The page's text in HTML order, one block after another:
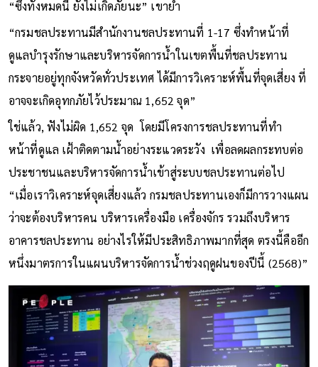
“ซึ่งทั้งหมดนี้ ยังไม่เกิดภัยนะ” เขาย้ำ
“กรมชลประทานมีสํานักงานชลประทานที่ 1-17 ซึ่งทำหน้าที่
ดูแลบำรุงรักษาและบริหารจัดการน้ำในเขตพื้นที่ชลประทาน
กระจายอยู่ทุกจังหวัดทั่วประเทศ ได้มีการวิเคราะห์พื้นที่จุดเสี่ยง ที่
อาจจะเกิดอุทกภัยไว้ประมาณ 1,652 จุด”
ใช่แล้ว, ฟังไม่ผิด 1,652 จุด โดยมีโครงการชลประทานที่ทำ
หน้าที่ดูแล เฝ้าติดตามน้ำอย่างระแวดระวัง เพื่อลดผลกระทบต่อ
ประชาชนและบริหารจัดการน้ำเข้าสู่ระบบชลประทานต่อไป
“เมื่อเราวิเคราะห์จุดเสี่ยงแล้ว กรมชลประทานเองก็มีการวางแผน
ว่าจะต้องบริหารคน บริหารเครื่องมือ เครื่องจักร รวมถึงบริหาร
อาคารชลประทาน อย่างไรให้มีประสิทธิภาพมากที่สุด ตรงนี้คืออีก